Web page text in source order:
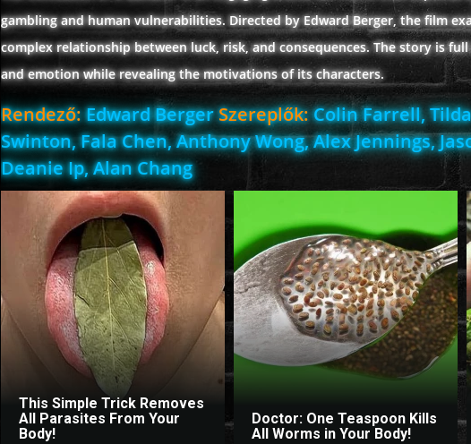
gambling and human vulnerabilities. Directed by Edward Berger, the film
complex relationship between luck, risk, and consequences. The story is
and emotion while revealing the motivations of its characters.
Rendező:Edward BergerSzereplők:Colin Farrell, Tilda
Swinton, Fala Chen, Anthony Wong, Alex Jennings,
Deanie Ip, Alan Chang
This Simple Trick Removes
All Parasites From Your
Body!
Doctor: One Teaspoon Kills
All Worms in Your Body!